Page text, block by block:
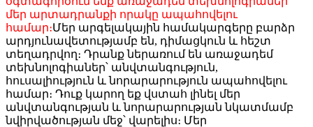
մեր արտադրանքի որակը ապահովելու
համար։Մեր արգելակային համակարգերը բարձր
արդյունավետությամբ են, դիմացկուն և հեշտ
տեղադրվող։ Դրանք ներառում են առաջադեմ
տեխնոլոգիաներ՝ անվտանգություն,
հուսալիություն և նորարարություն ապահովելու
համար։ Դուք կարող եք վստահ լինել մեր
անվտանգության և նորարարության նկատմամբ
նվիրվածության մեջ՝ վարելիս։ Մեր